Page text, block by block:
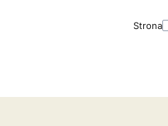
Strona